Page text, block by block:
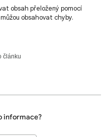
obsah přeložený pomocí
obsahovat chyby.
článku
informace?